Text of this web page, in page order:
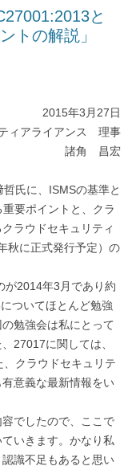
と
トの解説」
2015年3月27日
ィアライアンス 理事
諸角 昌宏
氏に、ISMSの基準と
要ポイントと、クラ
ラウドセキュリティ
秋に正式発行予定）の
が2014年3月であり約
ついてほとんど勉強
勉強会は私にとって
27017に関しては、
クラウドセキュリテ
意義な最新情報をい
でしたので、ここで
いきます。かなり私
識不足もあると思い